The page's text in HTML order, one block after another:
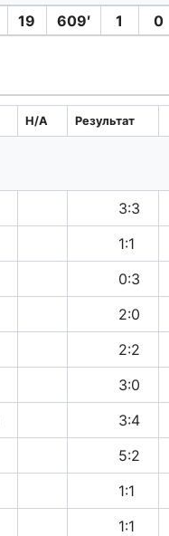
19 609′ 1 0
H/A Результат
3:3
1:1
0:3
2:0
2:2
3:0
3:4
5:2
1:1
1:1